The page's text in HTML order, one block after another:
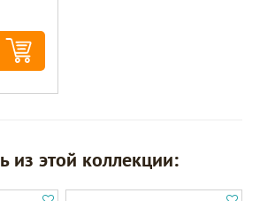
из этой коллекции: